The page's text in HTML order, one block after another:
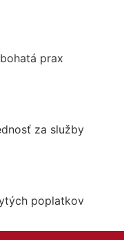
prax
za služby
poplatkov